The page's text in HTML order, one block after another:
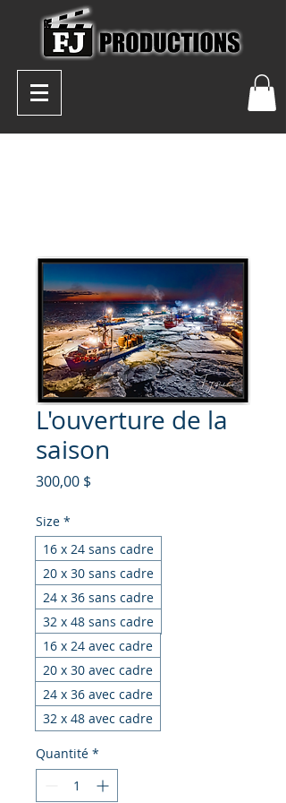
L'ouverture de la
saison
300,00 $
Size *
16 x 24 sans cadre
20 x 30 sans cadre
24 x 36 sans cadre
32 x 48 sans cadre
16 x 24 avec cadre
20 x 30 avec cadre
24 x 36 avec cadre
32 x 48 avec cadre
Quantité *